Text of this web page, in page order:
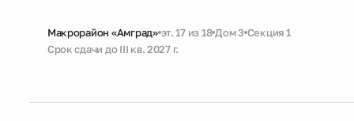
Макрорайон «Амград» эт. 17 из 18 Дом 3 Секция 1
Срок сдачи до III кв. 2027 г.